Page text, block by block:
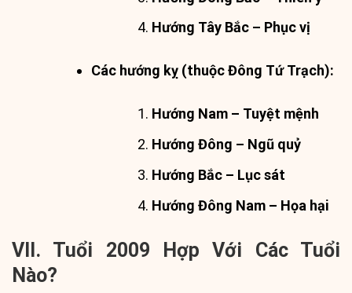
Hướng Tây Bắc – Phục vị
Các hướng kỵ (thuộc Đông Tứ Trạch):
Hướng Nam – Tuyệt mệnh
Hướng Đông – Ngũ quỷ
Hướng Bắc – Lục sát
Hướng Đông Nam – Họa hại
VII. Tuổi 2009 Hợp Với Các Tuổi
Nào?